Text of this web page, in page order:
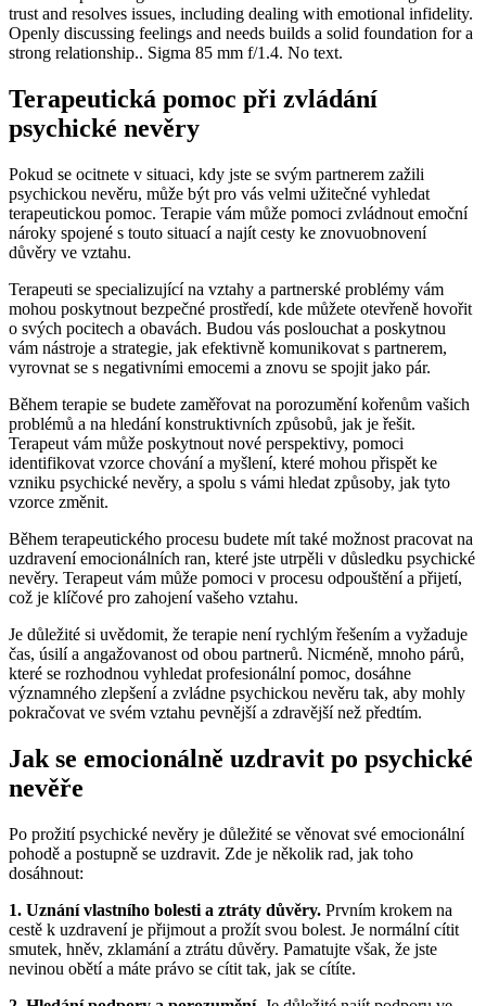
Terapeutická pomoc při zvládání
psychické nevěry
Pokud se ocitnete v situaci, kdy jste se svým partnerem zažili
psychickou nevěru, může být pro vás velmi užitečné vyhledat
terapeutickou pomoc. Terapie vám může pomoci zvládnout emoční
nároky spojené s touto situací a najít cesty ke znovuobnovení
důvěry ve vztahu.
Terapeuti se specializující na vztahy a partnerské problémy vám
mohou poskytnout bezpečné prostředí, kde můžete otevřeně hovořit
o svých pocitech a obavách. Budou vás poslouchat a poskytnou
vám nástroje a strategie, jak efektivně komunikovat s partnerem,
vyrovnat se s negativními emocemi a znovu se spojit jako pár.
Během terapie se budete zaměřovat na porozumění kořenům vašich
problémů a na hledání konstruktivních způsobů, jak je řešit.
Terapeut vám může poskytnout nové perspektivy, pomoci
identifikovat vzorce chování a myšlení, které mohou přispět ke
vzniku psychické nevěry, a spolu s vámi hledat způsoby, jak tyto
vzorce změnit.
Během terapeutického procesu budete mít také možnost pracovat na
uzdravení emocionálních ran, které jste utrpěli v důsledku psychické
nevěry. Terapeut vám může pomoci v procesu odpouštění a přijetí,
což je klíčové pro zahojení vašeho vztahu.
Je důležité si uvědomit, že terapie není rychlým řešením a vyžaduje
čas, úsilí a angažovanost od obou partnerů. Nicméně, mnoho párů,
které se rozhodnou vyhledat profesionální pomoc, dosáhne
významného zlepšení a zvládne psychickou nevěru tak, aby mohly
pokračovat ve svém vztahu pevnější a zdravější než předtím.
Jak se emocionálně uzdravit po psychické
nevěře
Po prožití psychické nevěry je důležité se věnovat své emocionální
pohodě a postupně se uzdravit. Zde je několik rad, jak toho
dosáhnout:
1. Uznání vlastního bolesti a ztráty důvěry. Prvním krokem na
cestě k uzdravení je přijmout a prožít svou bolest. Je normální cítit
smutek, hněv, zklamání a ztrátu důvěry. Pamatujte však, že jste
nevinou obětí a máte právo se cítit tak, jak se cítíte.